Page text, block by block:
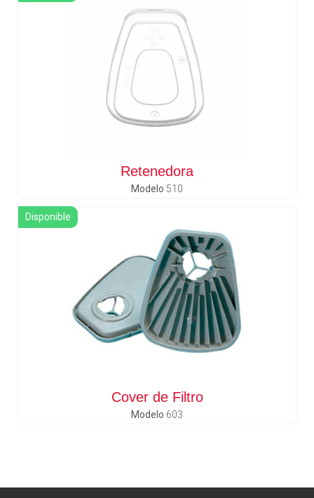
Retenedora
Modelo 510
Disponible
Cover de Filtro
Modelo 603